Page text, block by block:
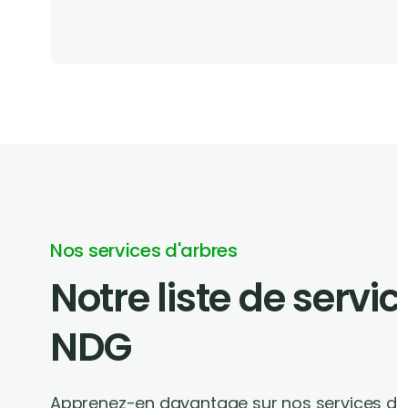
Nos services d'arbres
Notre liste de
NDG
Apprenez-en davantage sur nos services